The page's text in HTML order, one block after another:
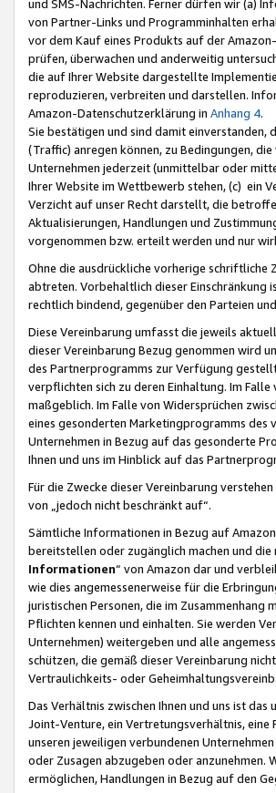
und SMS-Nachrichten. Ferner dürfen wir (a)
von Partner-Links und Programminhalten
vor dem Kauf eines Produkts auf der
prüfen, überwachen und anderweitig
die auf Ihrer Website dargestellte
reproduzieren, verbreiten und darstellen.
Amazon-Datenschutzerklärung in Anhang 4.
Sie bestätigen und sind damit
(Traffic) anregen können, zu Bedingungen,
Unternehmen jederzeit (unmittelbar oder
Ihrer Website im Wettbewerb stehen, (c) ein
Verzicht auf unser Recht darstellt, die
Aktualisierungen, Handlungen und
vorgenommen bzw. erteilt werden und nur
Ohne die ausdrückliche vorherige schriftliche
abtreten. Vorbehaltlich dieser
rechtlich bindend, gegenüber den Parteien
Diese Vereinbarung umfasst die jeweils
dieser Vereinbarung Bezug genommen wird
des Partnerprogramms zur Verfügung
verpflichten sich zu deren Einhaltung. Im
maßgeblich. Im Falle von Widersprüchen
eines gesonderten Marketingprogramms des
Unternehmen in Bezug auf das gesonderte
Ihnen und uns im Hinblick auf das
Für die Zwecke dieser Vereinbarung
von „jedoch nicht beschränkt auf“.
Sämtliche Informationen in Bezug auf
bereitstellen oder zugänglich machen und
Informationen“ von Amazon dar und
wie dies angemessenerweise für die
juristischen Personen, die im
Pflichten kennen und einhalten. Sie werden
Unternehmen) weitergeben und alle
schützen, die gemäß dieser Vereinbarung
Vertraulichkeits- oder
Das Verhältnis zwischen Ihnen und uns ist
Joint-Venture, ein Vertretungsverhältnis, eine
unseren jeweiligen verbundenen
oder Zusagen abzugeben oder anzunehmen.
ermöglichen, Handlungen in Bezug auf den